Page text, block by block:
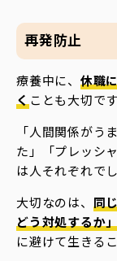
再発防止
療養中に、 休職
くことも大切です
「人間関係がう
た」「プレッシ
は人それぞれでし
大切なのは、 同
どう対処するか
に避けて生きる